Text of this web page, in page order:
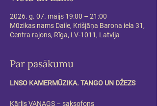
2026. g. 07. maijs 19:00 – 21:00
Mūzikas nams Daile, Krišjāņa Barona iela 31,
Centra rajons, Rīga, LV-1011, Latvija
Par pasākumu
LNSO KAMERMŪZIKA. TANGO UN DŽEZS
Kārlis VANAGS – saksofons